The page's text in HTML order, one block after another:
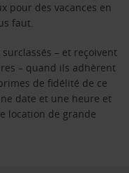
pour des vacances en
faut.
– et reçoivent
– quand ils adhèrent
de fidélité de ce
date et une heure et
location de grande